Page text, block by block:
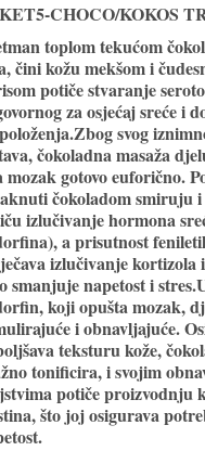
CHOCO/KOKOS
toplom tekućom
čini kožu mekšom i
potiče stvaranje
za osjećaj sreće i
svog
čokoladna masaža
mozak gotovo euforično.
čokoladomsmiruju i
izlučivanje hormona
a prisutnost
izlučivanje kortizola
smanjuje napetost i
koji opušta mozak,
i obnavljajuće.
teksturu kože,
tonificira, i svojim
potiče proizvodnju
, što joj osigurava